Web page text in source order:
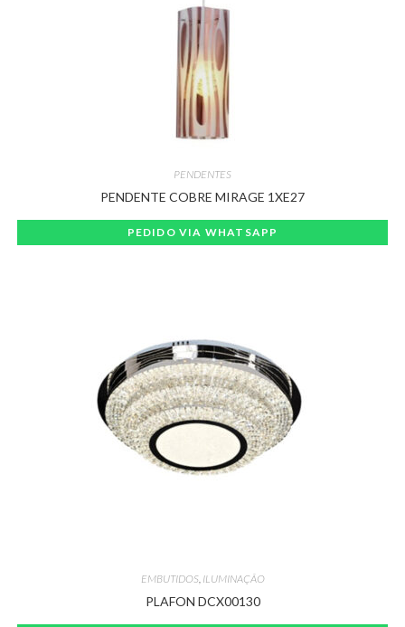
PENDENTES
PENDENTE COBRE MIRAGE 1XE27
PEDIDO VIA WHATSAPP
EMBUTIDOS, ILUMINAÇÃO
PLAFON DCX00130